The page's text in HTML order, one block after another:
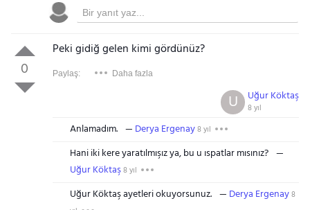
0
Peki gidiğ gelen kimi gördünüz?
Paylaş: Daha fazla
Uğur Köktaş
8 yıl
U
Anlamadım. Derya Ergenay8 yıl
Hani iki kere yaratılmışız ya, bu u ıspatlar mısınız?
Uğur Köktaş8 yıl
Uğur Köktaş ayetleri okuyorsunuz. Derya Ergenay8